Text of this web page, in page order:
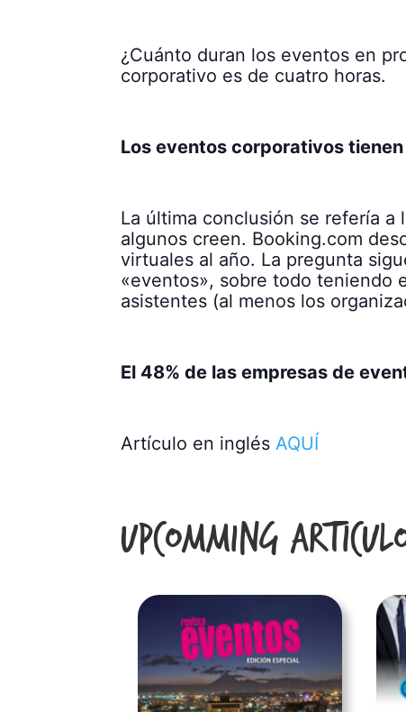
¿Cuánto duran los eventos en
corporativo es de cuatro horas.
Los eventos corporativos
La última conclusión se refería
algunos creen. Booking.com
virtuales al año. La pregunta
«eventos», sobre todo teniendo
asistentes (al menos los
El 48% de las empresas de
Artículo en inglésAQUÍ
Upcomming